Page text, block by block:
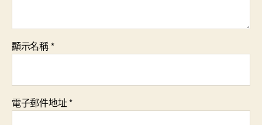
顯示名稱*
電子郵件地址*